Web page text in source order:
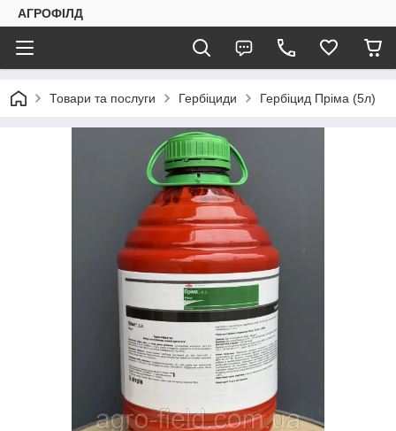
АГРОФІЛД
Товари та послуги Гербіциди Гербіцид Пріма (5л)